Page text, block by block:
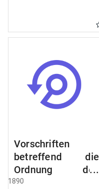
Vorschriften
betreffend die
Ordnung des
Geschäftsganges
1890